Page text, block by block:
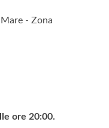
- Zona
ore 20:00.